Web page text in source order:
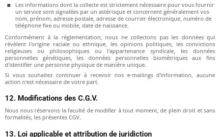
Les informations dont la collecte est strictement nécessaire pour vous fournir
un service sont signalées par un astérisque et concernent généralement vos
nom, prénom, adresse postale, adresse de courrier électronique, numéro de
téléphone fixe ou mobile, date de naissance.
Conformément à la réglementation, nous ne collectons pas les données qui
révèlent l'origine raciale ou ethnique, les opinions politiques, les convictions
religieuses ou philosophiques ou l'appartenance syndicale, les données
personnelles génétiques, les données personnelles biométriques aux fins
d'identifier une personne physique de manière unique.
Si vous souhaitez continuer à recevoir nos e-mailings d'information, aucune
action n'est nécessaire de votre part.
12. Modifications des C.G.V.
Nous nous réservons la faculté de modifier à tout moment, de plein droit et sans
formalités, les présentes CGV.
13. Loi applicable et attribution de juridiction